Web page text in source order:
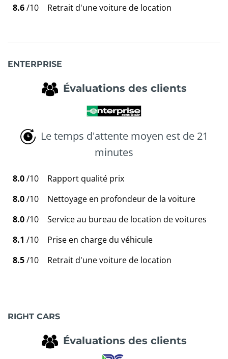
8.6/10 Retrait d'une voiture de location
ENTERPRISE
Évaluations des clients
Le temps d'attente moyen est de 21
minutes
8.0/10
Rapport qualité prix
8.0/10
Nettoyage en profondeur de la voiture
8.0/10
Service au bureau de location de voitures
8.1 /10
Prise en charge du véhicule
8.5/10 Retrait d'une voiture de location
RIGHT CARS
Évaluations des clients